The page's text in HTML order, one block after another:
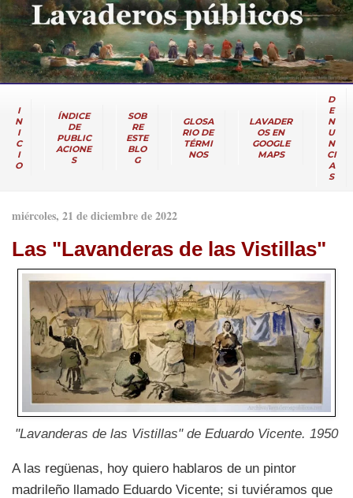
I
N
I
C
I
O
ÍNDICE
DE
PUBLIC
ACIONE
S
SOB
RE
ESTE
BLO
G
GLOSA
RIO DE
TÉRMI
NOS
LAVADER
OS EN
GOOGLE
MAPS
D
E
N
U
N
CI
A
S
miércoles, 21 de diciembre de 2022
Las "Lavanderas de las Vistillas"
"Lavanderas de las Vistillas" de Eduardo Vicente. 1950
A las regüenas, hoy quiero hablaros de un pintor
madrileño llamado Eduardo Vicente; si tuviéramos que